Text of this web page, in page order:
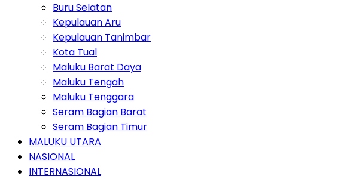
Buru Selatan
Kepulauan Aru
Kepulauan Tanimbar
Kota Tual
Maluku Barat Daya
Maluku Tengah
Maluku Tenggara
Seram Bagian Barat
Seram Bagian Timur
MALUKU UTARA
NASIONAL
INTERNASIONAL